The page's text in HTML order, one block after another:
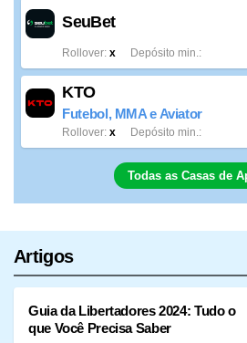
SeuBet
x
Rollover Depósito min.
KTO
Futebol, MMA e Aviator
x
Rollover Depósito min.
Todas as Casas de
Artigos
Guia da Libertadores 2024: Tudo o
que Você Precisa Saber